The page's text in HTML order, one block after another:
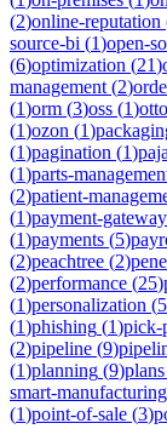
(2)online-reputation
source-bi (1)open-
(6)optimization (21)
management (2)
(1)orm (3)oss (1)otto
(1)ozon (1)
(1)pagination (1)
(1)parts-
(2)patient-
(1)payment-
(1)payments (5)
(2)peachtree (2)
(2)performance (25)
(1)personalization (5
(1)phishing (1)pick-
(2)pipeline (9)
(1)planning (9)plans
smart-manufacturing
(1)point-of-sale (3)